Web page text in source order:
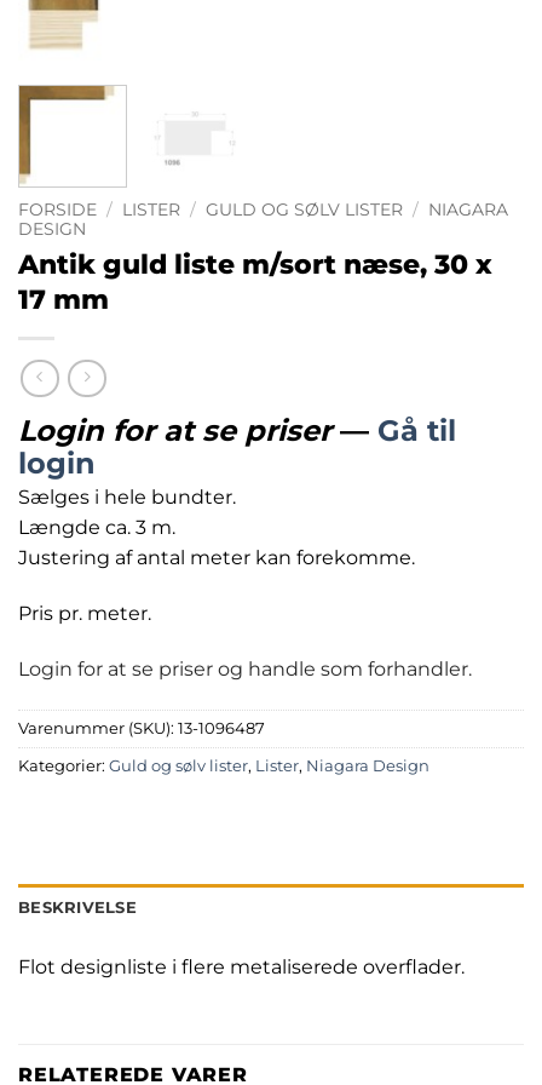
FORSIDE / LISTER / GULD OG SØLV LISTER / NIAGARA
DESIGN
Antik guld liste m/sort næse, 30 x
17 mm
Login for at se priser— Gå til
login
Sælges i hele bundter.
Længde ca. 3 m.
Justering af antal meter kan forekomme.
Pris pr. meter.
Login for at se priser og handle som forhandler.
Varenummer (SKU): 13-1096487
Kategorier: Guld og sølv lister, Lister, Niagara Design
BESKRIVELSE
Flot designliste i flere metaliserede overflader.
RELATEREDE VARER